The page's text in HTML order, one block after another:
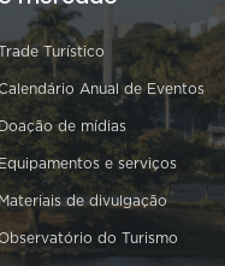
Turístico
Anual de Eventos
de mídias
Equipamentos e serviços
Materiais de divulgação
do Turismo